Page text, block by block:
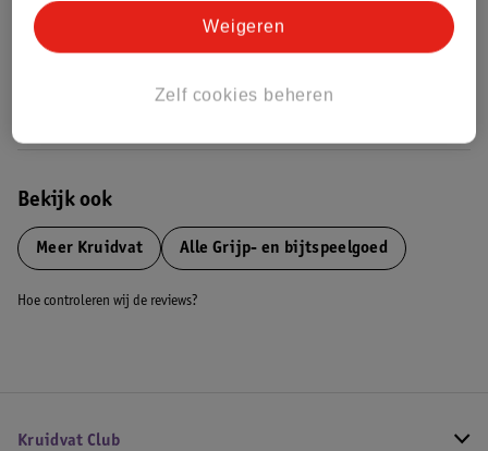
Nature Impact Score: 38%
Speelgoed voor Ontwikkeling/Vorming gemiddelde: 34%
Bekijk ook
Meer Kruidvat Alle Grijp- en bijtspeelgoed
Hoe controleren wij de reviews?
Kruidvat Club
Zelf cookies beheren
Weigeren